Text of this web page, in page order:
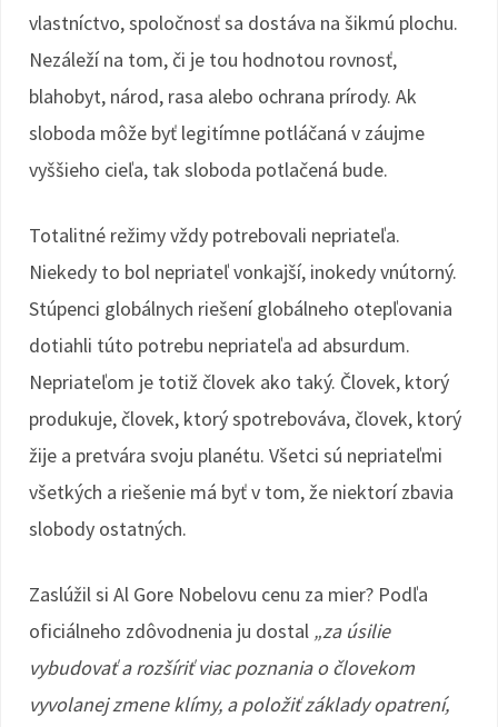
vlastníctvo, spoločnosť sa dostáva na šikmú plochu.
Nezáleží na tom, či je tou hodnotou rovnosť,
blahobyt, národ, rasa alebo ochrana prírody. Ak
sloboda môže byť legitímne potláčaná v záujme
vyššieho cieľa, tak sloboda potlačená bude.
Totalitné režimy vždy potrebovali nepriateľa.
Niekedy to bol nepriateľ vonkajší, inokedy vnútorný.
Stúpenci globálnych riešení globálneho otepľovania
dotiahli túto potrebu nepriateľa ad absurdum.
Nepriateľom je totiž človek ako taký. Človek, ktorý
produkuje, človek, ktorý spotrebováva, človek, ktorý
žije a pretvára svoju planétu. Všetci sú nepriateľmi
všetkých a riešenie má byť v tom, že niektorí zbavia
slobody ostatných.
Zaslúžil si Al Gore Nobelovu cenu za mier? Podľa
oficiálneho zdôvodnenia ju dostal „za úsilie
vybudovať a rozšíriť viac poznania o človekom
vyvolanej zmene klímy, a položiť základy opatrení,